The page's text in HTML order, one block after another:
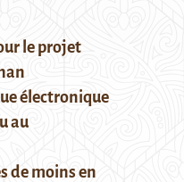
le projet
électronique
au
de moins en